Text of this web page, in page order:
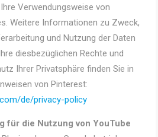
Verwendungsweise von
Weitere Informationen zu Zweck,
und Nutzung der Daten
diesbezüglichen Rechte und
Ihrer Privatsphäre finden Sie in
von Pinterest:
de/privacy-policy
für die Nutzung von YouTube